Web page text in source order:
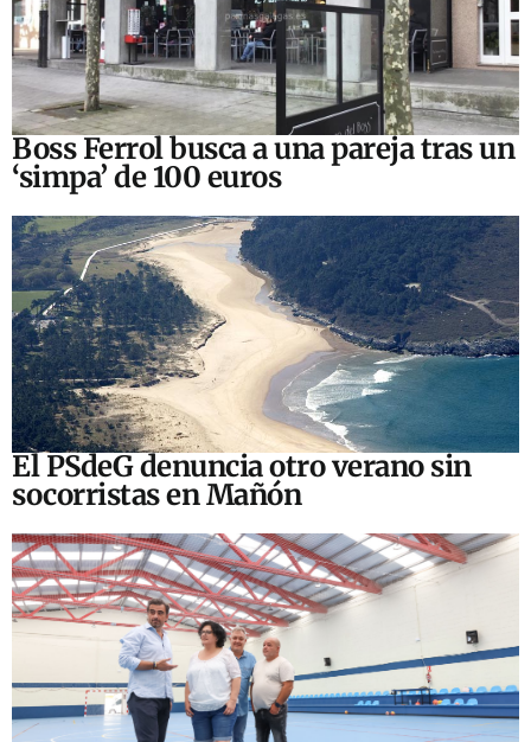
Boss Ferrol busca a una pareja tras un
‘simpa’ de 100 euros
El PSdeG denuncia otro verano sin
socorristas en Mañón